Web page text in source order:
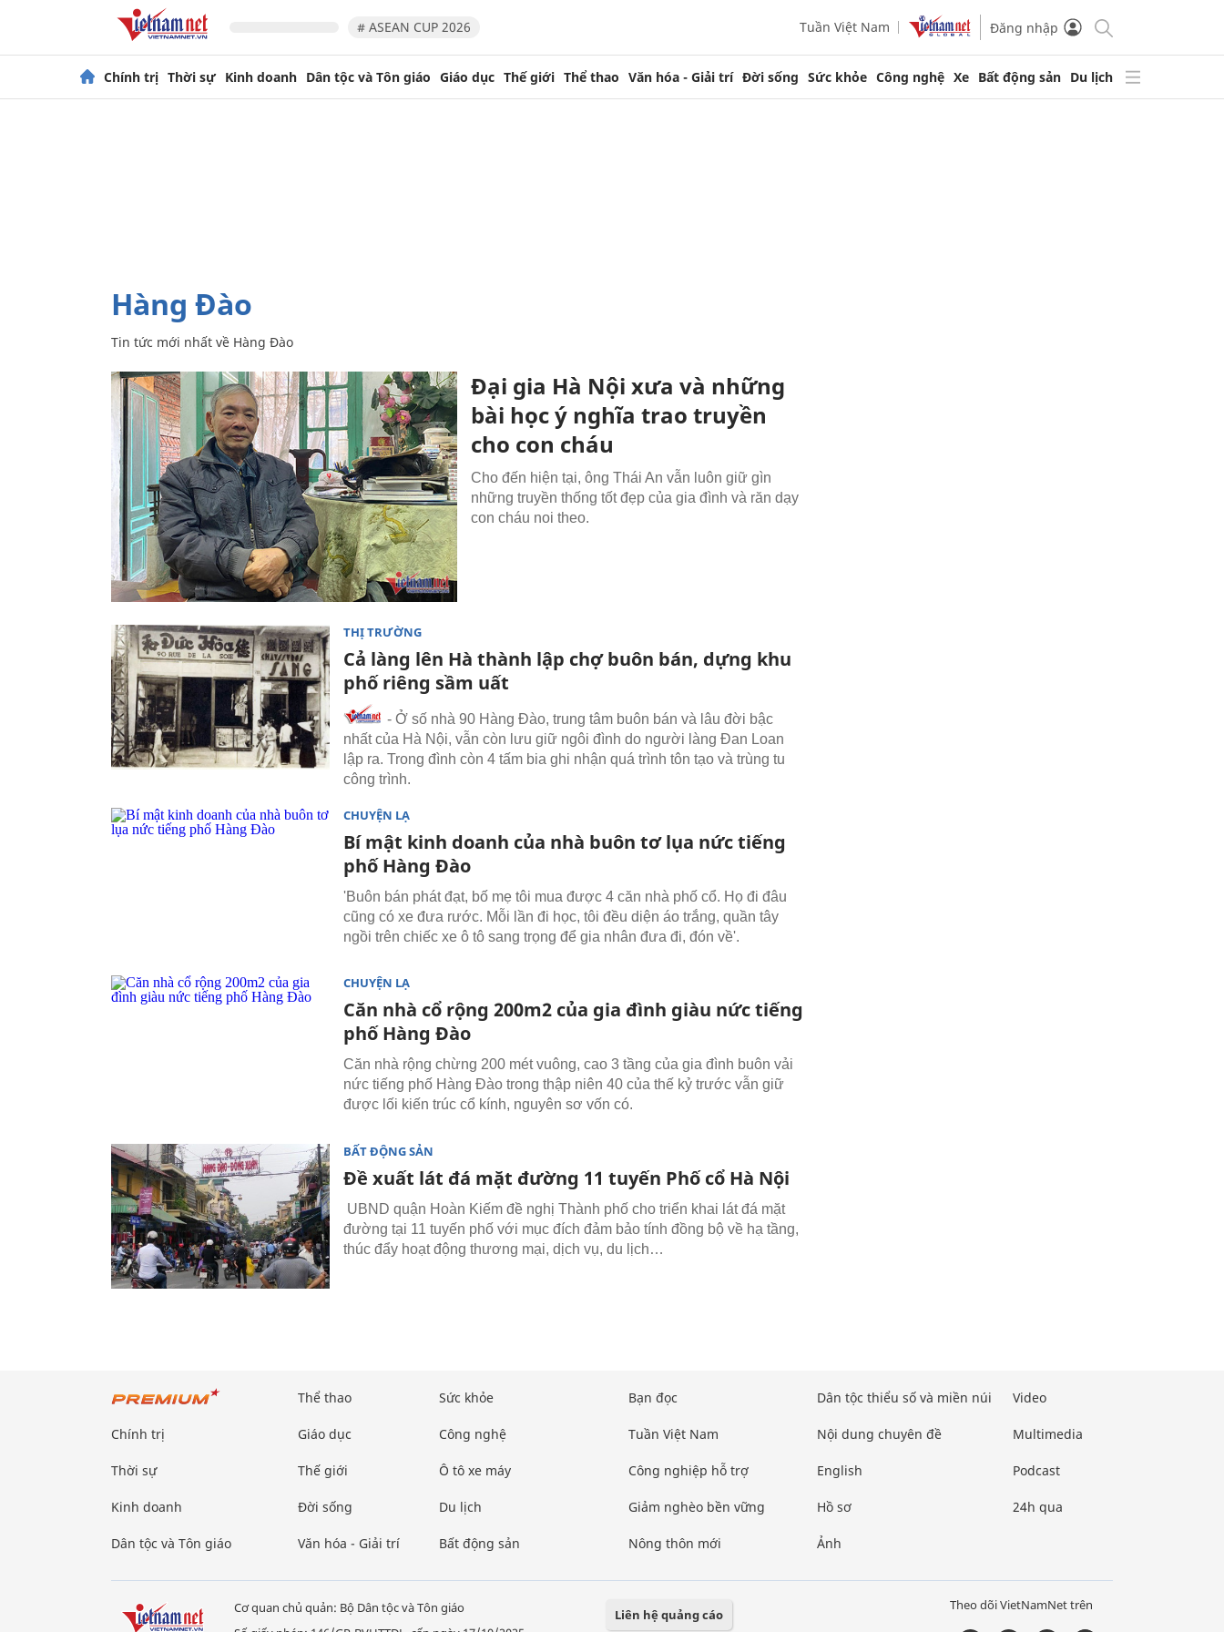
# ASEAN CUP 2026 Tuần Việt Nam Đăng nhập
Chính trị Thời sự Kinh doanh Dân tộc và Tôn giáo Giáo dục Thế giới Thể thao Văn hóa - Giải trí Đời sống Sức khỏe Công nghệ Xe Bất động sản Du lịch
Hàng Đào
Tin tức mới nhất về Hàng Đào
Đại gia Hà Nội xưa và những
bài học ý nghĩa trao truyền
cho con cháu
Cho đến hiện tại, ông Thái An vẫn luôn giữ gìn
những truyền thống tốt đẹp của gia đình và răn dạy
con cháu noi theo.
THỊ TRƯỜNG
Cả làng lên Hà thành lập chợ buôn bán, dựng khu
phố riêng sầm uất
- Ở số nhà 90 Hàng Đào, trung tâm buôn bán và lâu đời bậc
nhất của Hà Nội, vẫn còn lưu giữ ngôi đình do người làng Đan Loan
lập ra. Trong đình còn 4 tấm bia ghi nhận quá trình tôn tạo và trùng tu
công trình.
CHUYỆN LẠ
Bí mật kinh doanh của nhà buôn tơ lụa nức tiếng
phố Hàng Đào
'Buôn bán phát đạt, bố mẹ tôi mua được 4 căn nhà phố cổ. Họ đi đâu
cũng có xe đưa rước. Mỗi lần đi học, tôi đều diện áo trắng, quần tây
ngồi trên chiếc xe ô tô sang trọng để gia nhân đưa đi, đón về'.
CHUYỆN LẠ
Căn nhà cổ rộng 200m2 của gia đình giàu nức tiếng
phố Hàng Đào
Căn nhà rộng chừng 200 mét vuông, cao 3 tầng của gia đình buôn vải
nức tiếng phố Hàng Đào trong thập niên 40 của thế kỷ trước vẫn giữ
được lối kiến trúc cổ kính, nguyên sơ vốn có.
BẤT ĐỘNG SẢN
Đề xuất lát đá mặt đường 11 tuyến Phố cổ Hà Nội
UBND quận Hoàn Kiếm đề nghị Thành phố cho triển khai lát đá mặt
đường tại 11 tuyến phố với mục đích đảm bảo tính đồng bộ về hạ tầng,
thúc đẩy hoạt động thương mại, dịch vụ, du lịch…
Chính trị
Thời sự
Kinh doanh
Dân tộc và Tôn giáo
Thể thao
Giáo dục
Thế giới
Đời sống
Văn hóa - Giải trí
Sức khỏe
Công nghệ
Ô tô xe máy
Du lịch
Bất động sản
Bạn đọc
Tuần Việt Nam
Công nghiệp hỗ trợ
Giảm nghèo bền vững
Nông thôn mới
Dân tộc thiểu số và miền núi
Nội dung chuyên đề
English
Hồ sơ
Ảnh
Video
Multimedia
Podcast
24h qua
Cơ quan chủ quản: Bộ Dân tộc và Tôn giáo
Liên hệ quảng cáo
Theo dõi VietNamNet trên